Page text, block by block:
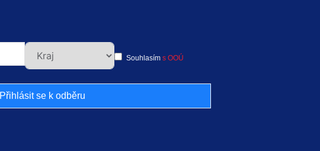
Souhlasím s OOÚ
Přihlásit se k odběru